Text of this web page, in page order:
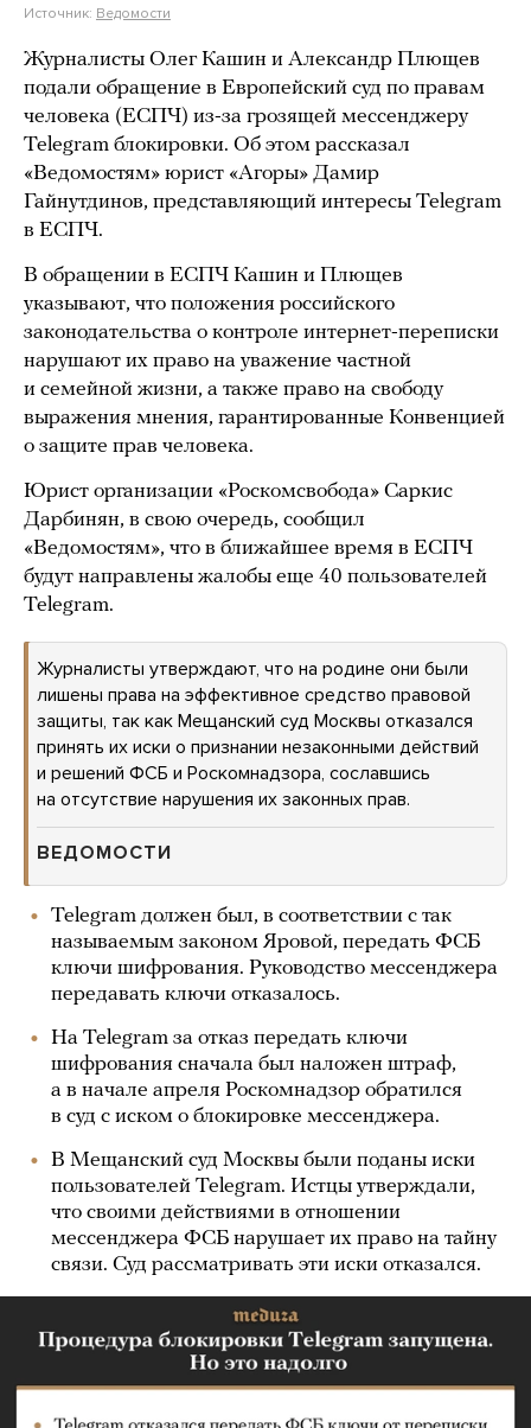
Источник: Ведомости
Журналисты Олег Кашин и Александр Плющев
подали обращение в Европейский суд по правам
человека (ЕСПЧ) из-за грозящей мессенджеру
Telegram блокировки. Об этом рассказал
«Ведомостям» юрист «Агоры» Дамир
Гайнутдинов, представляющий интересы Telegram
в ЕСПЧ.
В обращении в ЕСПЧ Кашин и Плющев
указывают, что положения российского
законодательства о контроле интернет-переписки
нарушают их право на уважение частной
и семейной жизни, а также право на свободу
выражения мнения, гарантированные Конвенцией
о защите прав человека.
Юрист организации «Роскомсвобода» Саркис
Дарбинян, в свою очередь, сообщил
«Ведомостям», что в ближайшее время в ЕСПЧ
будут направлены жалобы еще 40 пользователей
Telegram.
Журналисты утверждают, что на родине они были
лишены права на эффективное средство правовой
защиты, так как Мещанский суд Москвы отказался
принять их иски о признании незаконными действий
и решений ФСБ и Роскомнадзора, сославшись
на отсутствие нарушения их законных прав.
ВЕДОМОСТИ
Telegram должен был, в соответствии с так
называемым законом Яровой, передать ФСБ
ключи шифрования. Руководство мессенджера
передавать ключи отказалось.
На Telegram за отказ передать ключи
шифрования сначала был наложен штраф,
а в начале апреля Роскомнадзор обратился
в суд с иском о блокировке мессенджера.
В Мещанский суд Москвы были поданы иски
пользователей Telegram. Истцы утверждали,
что своими действиями в отношении
мессенджера ФСБ нарушает их право на тайну
связи. Суд рассматривать эти иски отказался.